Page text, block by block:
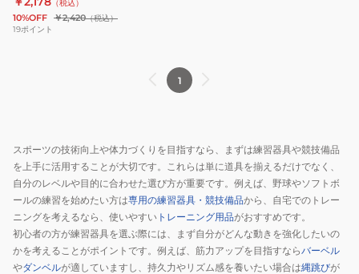
（税込）
10%OFF ￥2,420（税込）
19ポイント
1
スポーツの技術向上や体力づくりを目指すなら、まずは練習器具や競技備品
を上手に活用することが大切です。これらは単に道具を揃えるだけでなく、
自分のレベルや目的に合わせた選び方が重要です。例えば、野球やソフトボ
ールの練習を始めたい方は専用の練習器具・競技備品から、自宅でのトレー
ニングを考えるなら、使いやすい トレーニング用品がおすすめです。
初心者の方が練習器具を選ぶ際には、まず自分がどんな動きを強化したいの
かを考えることがポイントです。例えば、筋力アップを目指すならバーベル
やダンベルが適していますし、持久力やリズム感を養いたい場合は縄跳びが